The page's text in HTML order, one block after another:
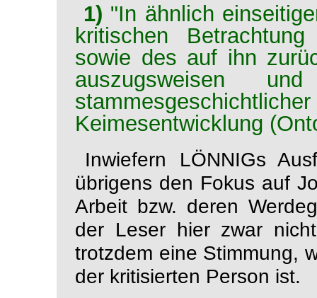
1) "In ähnlich
kritischen
sowie des auf ihn
auszugsweisen
Keimesentwicklung
Inwiefern LÖNNIGs
übrigens den Fokus auf
Arbeit bzw. deren
der Leser hier zwar
trotzdem eine Stimmung,
der kritisierten Person ist.